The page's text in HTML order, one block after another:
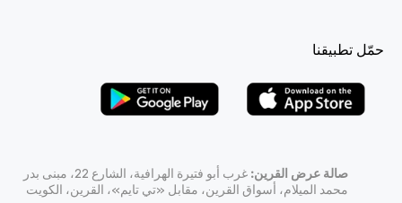
حمّل تطبيقنا
صالة عرض القرين:
غرب أبو فتيرة الهرافية، الشارع 22، مبنى بدر
محمد الميلام، أسواق القرين، مقابل «تي تايم»، القرين، الكويت